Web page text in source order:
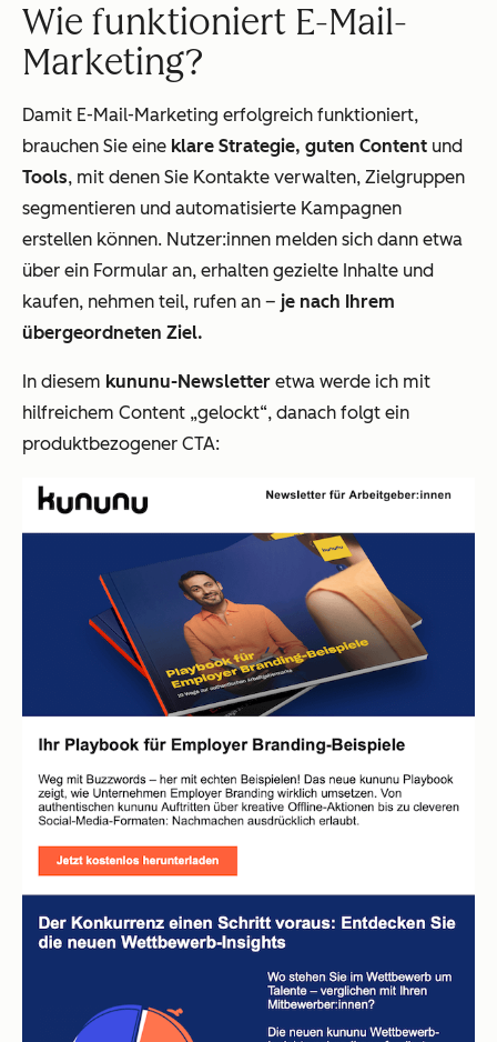
Wie funktioniert E-Mail-
Marketing?
Damit E-Mail-Marketing erfolgreich funktioniert,
brauchen Sie eine klare Strategie, guten Content und
Tools, mit denen Sie Kontakte verwalten, Zielgruppen
segmentieren und automatisierte Kampagnen
erstellen können. Nutzer:innen melden sich dann etwa
über ein Formular an, erhalten gezielte Inhalte und
kaufen, nehmen teil, rufen an – je nach Ihrem
übergeordneten Ziel.
In diesem kununu-Newsletter etwa werde ich mit
hilfreichem Content „gelockt“, danach folgt ein
produktbezogener CTA: